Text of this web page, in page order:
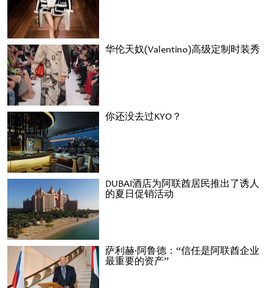
华伦天奴(Valentino)高级定制时装秀
你还没去过KYO？
DUBAI酒店为阿联酋居民推出了诱人
的夏日促销活动
萨利赫·阿鲁德：“信任是阿联酋企业
最重要的资产”